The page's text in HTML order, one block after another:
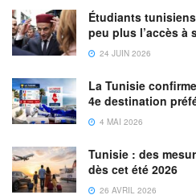
Étudiants
peu plus l’accès à
24 JUIN 2026
La Tunisie
4e destination
4 MAI 2026
Tunisie : des
dès cet été 2026
26 AVRIL 2026